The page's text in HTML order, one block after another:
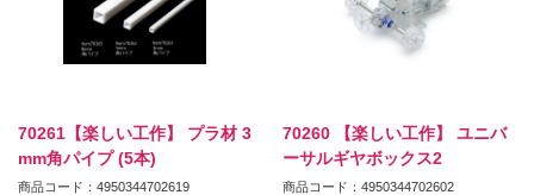
70261【楽しい工作】 プラ材 3
mm角パイプ (5本)
商品コード：4950344702619
70260 【楽しい工作】 ユニバ
ーサルギヤボックス2
商品コード：4950344702602